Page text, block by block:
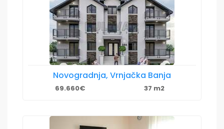
Novogradnja, Vrnjačka Banja
69.660€ 37 m2